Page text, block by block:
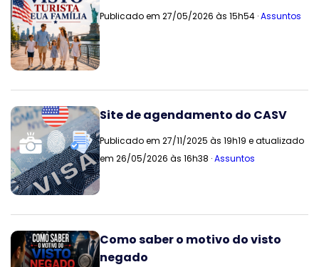
Publicado em 27/05/2026 às 15h54 ·Assuntos
Site de agendamento do CASV
Publicado em 27/11/2025 às 19h19 e atualizado
em 26/05/2026 às 16h38 ·Assuntos
Como saber o motivo do visto
negado